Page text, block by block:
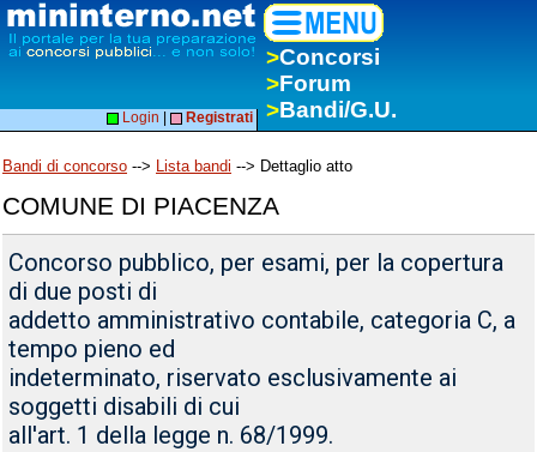
>Concorsi
>Forum
>Bandi/G.U.
Login Registrati
Bandi di concorso --> Lista bandi --> Dettaglio atto
COMUNE DI PIACENZA
Concorso pubblico, per esami, per la copertura
di due posti di
addetto amministrativo contabile, categoria C, a
tempo pieno ed
indeterminato, riservato esclusivamente ai
soggetti disabili di cui
all'art. 1 della legge n. 68/1999.